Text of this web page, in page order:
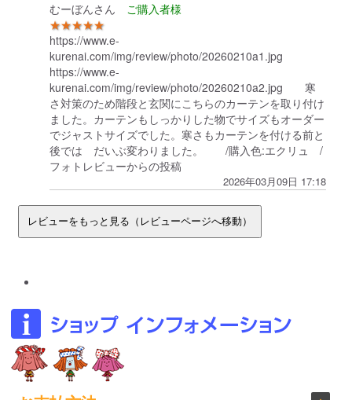
むーぼんさん
★★★★★
https://www.e-
kurenai.com/img/review/photo/20260210a1.jpg
https://www.e-
kurenai.com/img/review/photo/20260210a2.jpg 寒
さ対策のため階段と玄関にこちらのカーテンを取り付け
ました。カーテンもしっかりした物でサイズもオーダー
でジャストサイズでした。寒さもカーテンを付ける前と
後では だいぶ変わりました。 /購入色:エクリュ /
フォトレビューからの投稿
2026年03月09日 17:18